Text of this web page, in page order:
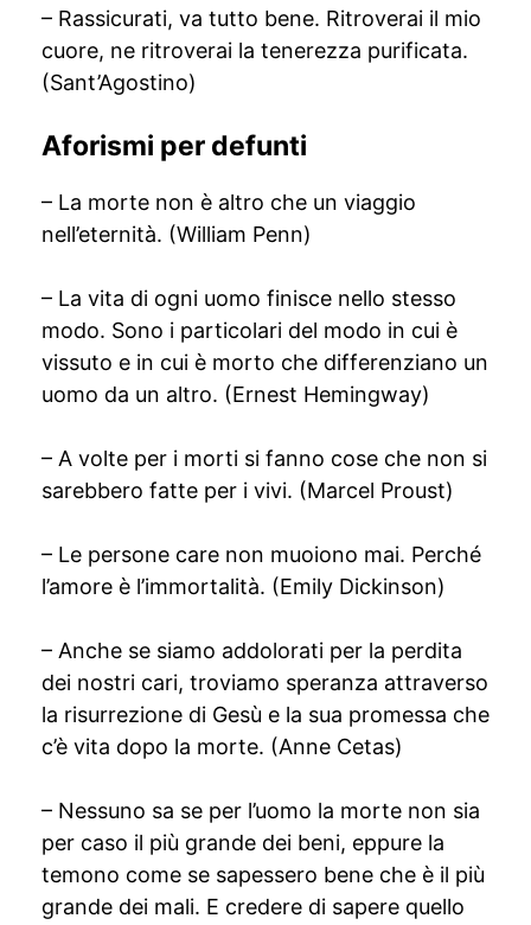
– Rassicurati, va tutto bene. Ritroverai il mio
cuore, ne ritroverai la tenerezza purificata.
(Sant’Agostino)
Aforismi per defunti
– La morte non è altro che un viaggio
nell’eternità. (William Penn)
– La vita di ogni uomo finisce nello stesso
modo. Sono i particolari del modo in cui è
vissuto e in cui è morto che differenziano un
uomo da un altro. (Ernest Hemingway)
– A volte per i morti si fanno cose che non si
sarebbero fatte per i vivi. (Marcel Proust)
– Le persone care non muoiono mai. Perché
l’amore è l’immortalità. (Emily Dickinson)
– Anche se siamo addolorati per la perdita
dei nostri cari, troviamo speranza attraverso
la risurrezione di Gesù e la sua promessa che
c’è vita dopo la morte. (Anne Cetas)
– Nessuno sa se per l’uomo la morte non sia
per caso il più grande dei beni, eppure la
temono come se sapessero bene che è il più
grande dei mali. E credere di sapere quello